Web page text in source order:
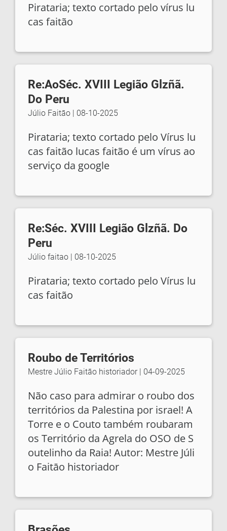
Pirataria; texto cortado pelo vírus lu
cas faitão
Re:AoSéc. XVIII Legião Glzñã.
Do Peru
Júlio Faitāo | 08-10-2025
Pirataria; texto cortado pelo Vírus lu
cas faitão lucas faitão é um vírus ao
serviço da google
Re:Séc. XVIII Legião Glzñã. Do
Peru
Júlio faitao | 08-10-2025
Pirataria; texto cortado pelo Vírus lu
cas faitão
Roubo de Territórios
Mestre Júlio Faitāo historiador | 04-09-2025
Não caso para admirar o roubo dos
territórios da Palestina por israel! A
Torre e o Couto também roubaram
os Território da Agrela do OSO de S
outelinho da Raia! Autor: Mestre Júli
o Faitāo historiador